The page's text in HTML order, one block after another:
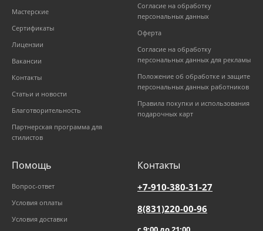
Мастерские
Сертификаты
Лицензии
Вакансии
Контакты
Статьи и новости
Благотворительность
Партнерская программа для
стилистов
Согласие на обработку
персональных данных
Оферта
Согласие на обработку
персональных данных для рекламы
Положение об обработке и защите
персональных данных работников
Правила покупки и использования
подарочных карт
Помощь
Вопрос-ответ
Условия оплаты
Условия доставки
Контакты
+7-910-380-31-27
8(831)220-00-96